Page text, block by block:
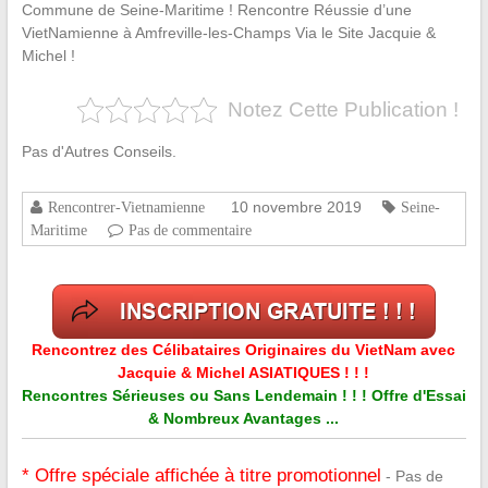
Commune de Seine-Maritime ! Rencontre Réussie d’une
VietNamienne à Amfreville-les-Champs Via le Site Jacquie &
Michel !
Notez Cette Publication !
Pas d'Autres Conseils.
Rencontrer-Vietnamienne 10 novembre 2019
Seine-
Maritime
Pas de commentaire
Rencontrez des Célibataires Originaires du VietNam avec
Jacquie & Michel ASIATIQUES ! ! !
Rencontres Sérieuses ou Sans Lendemain ! ! ! Offre d'Essai
& Nombreux Avantages ...
* Offre spéciale affichée à titre promotionnel - Pas de